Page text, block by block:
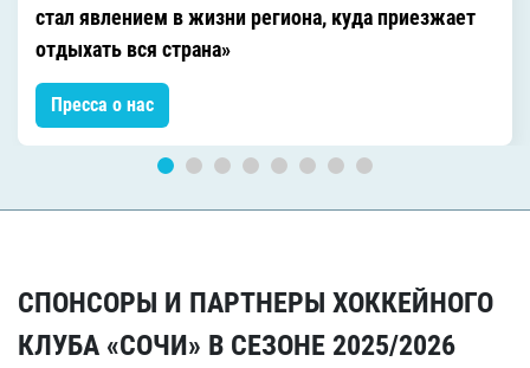
стал явлением в жизни региона, куда приезжает
отдыхать вся страна»
Пресса о нас
СПОНСОРЫ И ПАРТНЕРЫ ХОККЕЙНОГО
КЛУБА «СОЧИ» В СЕЗОНЕ 2025/2026